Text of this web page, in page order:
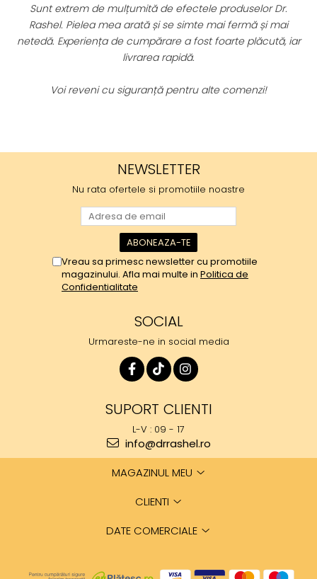
Sunt extrem de mulțumită de efectele produselor Dr.
Rashel. Pielea mea arată și se simte mai fermă și mai
netedă. Experiența de cumpărare a fost foarte plăcută, iar
livrarea rapidă.
Voi reveni cu siguranță pentru alte comenzi!
NEWSLETTER
Nu rata ofertele si promotiile noastre
Vreau sa primesc newsletter cu promotiile
magazinului. Afla mai multe in Politica de
Confidentialitate
SOCIAL
Urmareste-ne in social media
SUPORT CLIENTI
L-V : 09 - 17
info@drrashel.ro
MAGAZINUL MEU
CLIENTI
DATE COMERCIALE